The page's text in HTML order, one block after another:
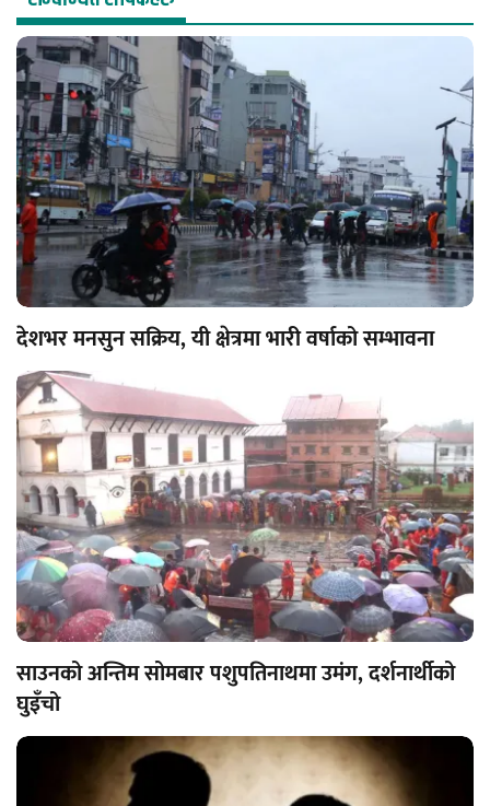
देशभर मनसुन सक्रिय, यी क्षेत्रमा भारी वर्षाको सम्भावना
साउनको अन्तिम सोमबार पशुपतिनाथमा उमंग, दर्शनार्थीको
घुइँचो